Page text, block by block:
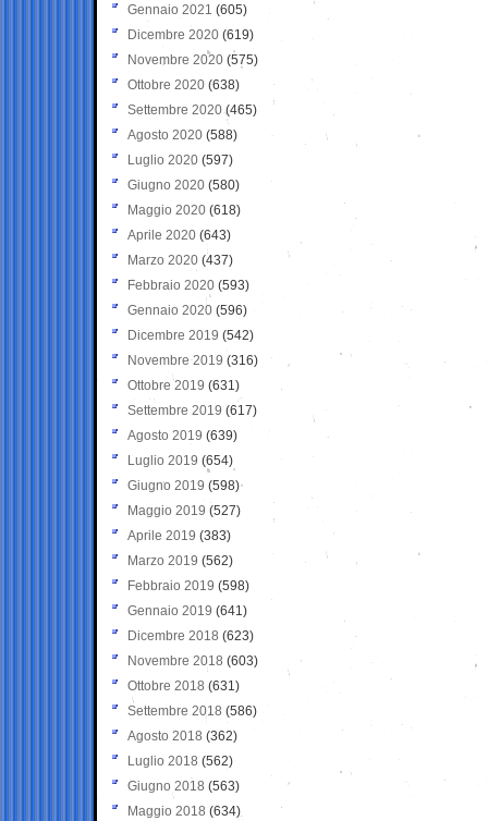
Gennaio 2021 (605)
Dicembre 2020 (619)
Novembre 2020 (575)
Ottobre 2020 (638)
Settembre 2020(465)
Agosto 2020 (588)
Luglio 2020 (597)
Giugno 2020 (580)
Maggio 2020 (618)
Aprile 2020 (643)
Marzo 2020 (437)
Febbraio 2020 (593)
Gennaio 2020 (596)
Dicembre 2019 (542)
Novembre 2019 (316)
Ottobre 2019 (631)
Settembre 2019 (617)
Agosto 2019 (639)
Luglio 2019 (654)
Giugno 2019 (598)
Maggio 2019 (527)
Aprile 2019 (383)
Marzo 2019 (562)
Febbraio 2019 (598)
Gennaio 2019 (641)
Dicembre 2018 (623)
Novembre 2018 (603)
Ottobre 2018 (631)
Settembre 2018 (586)
Agosto 2018 (362)
Luglio 2018 (562)
Giugno 2018 (563)
Maggio 2018 (634)